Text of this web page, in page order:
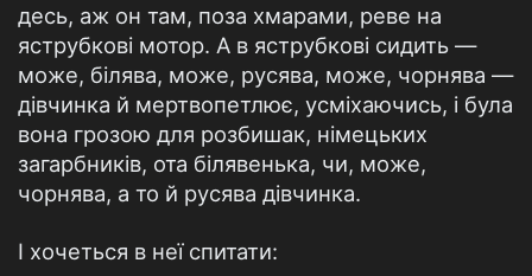
десь, аж он там, поза хмарами, реве на
яструбкові мотор. А в яструбкові сидить —
може, білява, може, русява, може, чорнява —
дівчинка й мертвопетлює, усміхаючись, і була
вона грозою для розбишак, німецьких
загарбників, ота білявенька, чи, може,
чорнява, а то й русява дівчинка.
І хочеться в неї спитати: